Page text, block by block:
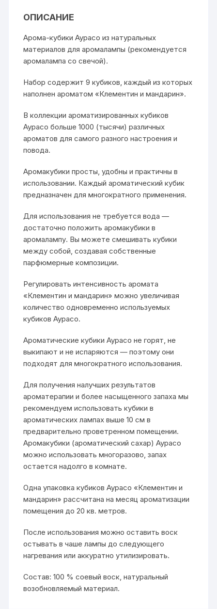
ОПИСАНИЕ
Арома-кубики Аурасо из натуральных
материалов для аромалампы (рекомендуется
аромалампа со свечой).
Набор содержит 9 кубиков, каждый из которых
наполнен ароматом «Клементин и мандарин».
В коллекции ароматизированных кубиков
Аурасо больше 1000 (тысячи) различных
ароматов для самого разного настроения и
повода.
Аромакубики просты, удобны и практичны в
использовании. Каждый ароматический кубик
предназначен для многократного применения.
Для использования не требуется вода —
достаточно положить аромакубики в
аромалампу. Вы можете смешивать кубики
между собой, создавая собственные
парфюмерные композиции.
Регулировать интенсивность аромата
«Клементин и мандарин» можно увеличивая
количество одновременно используемых
кубиков Аурасо.
Ароматические кубики Аурасо не горят, не
выкипают и не испаряются — поэтому они
подходят для многократного использования.
Для получения налучших результатов
ароматерапии и более насыщенного запаха мы
рекомендуем использовать кубики в
ароматических лампах выше 10 см в
предварительно проветренном помещении.
Аромакубики (ароматический сахар) Аурасо
можно использовать многоразово, запах
остается надолго в комнате.
Одна упаковка кубиков Аурасо «Клементин и
мандарин» рассчитана на месяц ароматизации
помещения до 20 кв. метров.
После использования можно оставить воск
остывать в чаше лампы до следующего
нагревания или аккуратно утилизировать.
Состав: 100 % соевый воск, натуральный
возобновляемый материал.